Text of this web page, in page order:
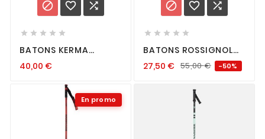
  
    
BATONS KERMA
40,00 €
  
    
BATONS ROSSIGNOL
27,50 € 55,00€ -50%
En promo